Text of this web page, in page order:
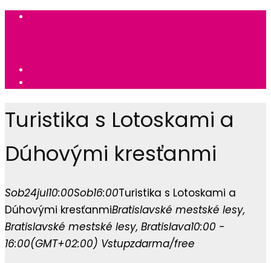
Turistika s Lotoskami a
Dúhovými kresťanmi
Sob24jul10:00Sob16:00Turistika s Lotoskami a
Dúhovými kresťanmiBratislavské mestské lesy,
Bratislavské mestské lesy, Bratislava10:00 -
16:00(GMT+02:00) Vstupzdarma/free